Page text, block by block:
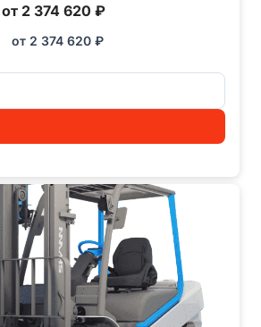
от 2 374 620 ₽
от 2 374 620 ₽